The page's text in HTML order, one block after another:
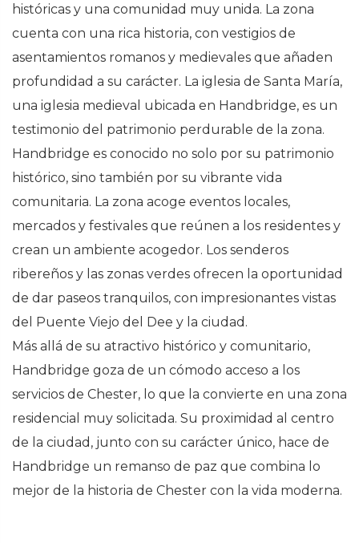
históricas y una comunidad muy unida. La zona
cuenta con una rica historia, con vestigios de
asentamientos romanos y medievales que añaden
profundidad a su carácter. La iglesia de Santa María,
una iglesia medieval ubicada en Handbridge, es un
testimonio del patrimonio perdurable de la zona.
Handbridge es conocido no solo por su patrimonio
histórico, sino también por su vibrante vida
comunitaria. La zona acoge eventos locales,
mercados y festivales que reúnen a los residentes y
crean un ambiente acogedor. Los senderos
ribereños y las zonas verdes ofrecen la oportunidad
de dar paseos tranquilos, con impresionantes vistas
del Puente Viejo del Dee y la ciudad.
Más allá de su atractivo histórico y comunitario,
Handbridge goza de un cómodo acceso a los
servicios de Chester, lo que la convierte en una zona
residencial muy solicitada. Su proximidad al centro
de la ciudad, junto con su carácter único, hace de
Handbridge un remanso de paz que combina lo
mejor de la historia de Chester con la vida moderna.